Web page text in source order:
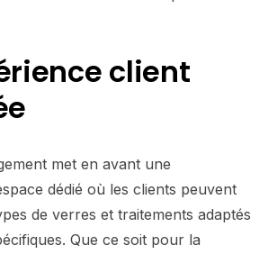
client
met en avant une
dédié où les clients peuvent
de verres et traitements adaptés
Que ce soit pour la